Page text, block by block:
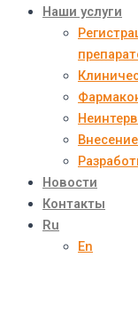
Наши услуги
Новости
Контакты
Ru
En